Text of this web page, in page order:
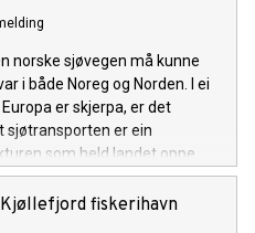
norske sjøvegen må kunne
i både Noreg og Norden. I ei
er skjerpa, er det
sjøtransporten er ein
som held landet oppe.
det verste skulle skje.
fiskerihavn